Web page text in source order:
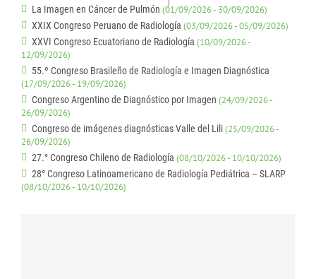
La Imagen en Cáncer de Pulmón (01/09/2026 - 30/09/2026)
XXIX Congreso Peruano de Radiología (03/09/2026 - 05/09/2026)
XXVI Congreso Ecuatoriano de Radiología (10/09/2026 -
12/09/2026)
55.º Congreso Brasileño de Radiología e Imagen Diagnóstica
(17/09/2026 - 19/09/2026)
Congreso Argentino de Diagnóstico por Imagen (24/09/2026 -
26/09/2026)
Congreso de imágenes diagnósticas Valle del Lili(25/09/2026 -
26/09/2026)
27.° Congreso Chileno de Radiología (08/10/2026 - 10/10/2026)
28° Congreso Latinoamericano de Radiología Pediátrica – SLARP
(08/10/2026 - 10/10/2026)